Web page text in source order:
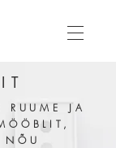
RUUME JA